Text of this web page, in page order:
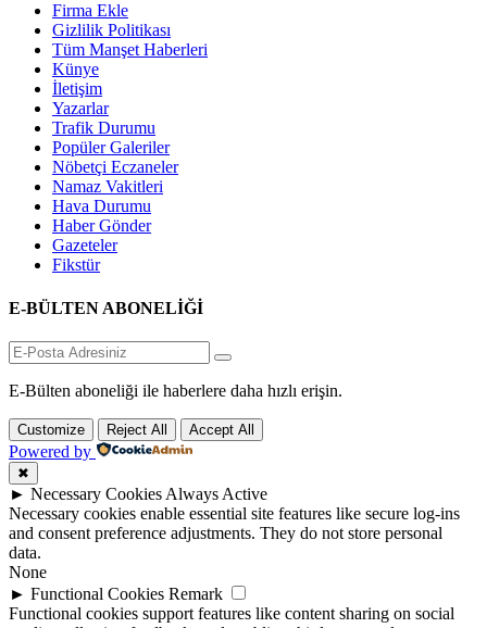
Firma Ekle
Gizlilik Politikası
Tüm Manşet Haberleri
Künye
İletişim
Yazarlar
Trafik Durumu
Popüler Galeriler
Nöbetçi Eczaneler
Namaz Vakitleri
Hava Durumu
Haber Gönder
Gazeteler
Fikstür
E-BÜLTEN ABONELİĞİ
E-Bülten aboneliği ile haberlere daha hızlı erişin.
Customize Reject All Accept All
Powered by
✖
► Necessary Cookies Always Active
Necessary cookies enable essential site features like secure log-ins
and consent preference adjustments. They do not store personal
data.
None
► Functional Cookies Remark
Functional cookies support features like content sharing on social